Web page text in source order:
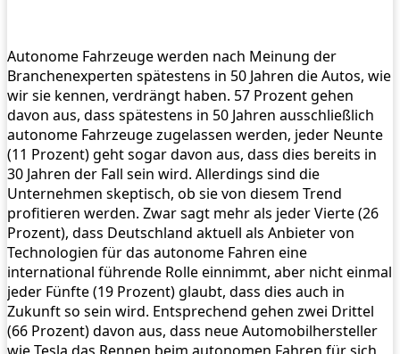
Autonome Fahrzeuge werden nach Meinung der
Branchenexperten spätestens in 50 Jahren die Autos, wie
wir sie kennen, verdrängt haben. 57 Prozent gehen
davon aus, dass spätestens in 50 Jahren ausschließlich
autonome Fahrzeuge zugelassen werden, jeder Neunte
(11 Prozent) geht sogar davon aus, dass dies bereits in
30 Jahren der Fall sein wird. Allerdings sind die
Unternehmen skeptisch, ob sie von diesem Trend
profitieren werden. Zwar sagt mehr als jeder Vierte (26
Prozent), dass Deutschland aktuell als Anbieter von
Technologien für das autonome Fahren eine
international führende Rolle einnimmt, aber nicht einmal
jeder Fünfte (19 Prozent) glaubt, dass dies auch in
Zukunft so sein wird. Entsprechend gehen zwei Drittel
(66 Prozent) davon aus, dass neue Automobilhersteller